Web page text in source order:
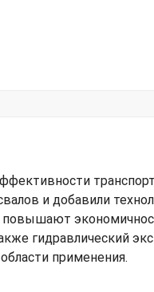
и добавили
гидравлический
применения.